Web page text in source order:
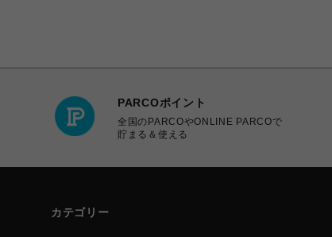
PARCOポイント
全国のPARCOやONLINE PARCOで
貯まる＆使える
カテゴリー